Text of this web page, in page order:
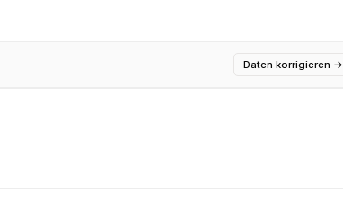
Daten korrigieren →